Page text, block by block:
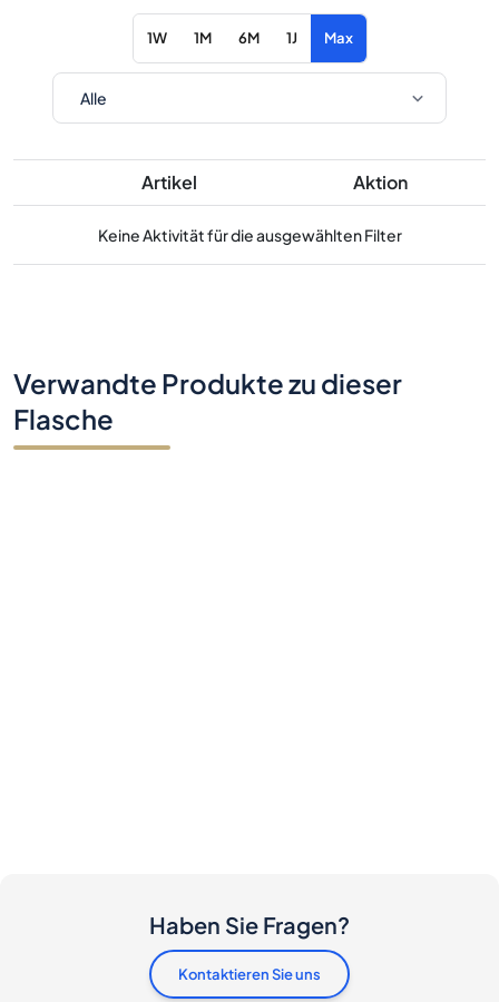
1W 1M 6M 1J Max
Artikel Aktion
Keine Aktivität für die ausgewählten Filter
Verwandte Produkte zu dieser
Flasche
Haben Sie Fragen?
Kontaktieren Sie uns